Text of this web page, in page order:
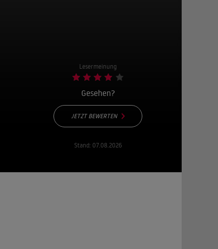
Lesermeinung
Gesehen?
JETZT BEWERTEN
Stand: 07.08.2026